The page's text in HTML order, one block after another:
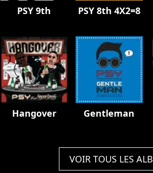
PSY 9th PSY 8th 4X2=8
Hangover Gentleman
VOIR TOUS LES